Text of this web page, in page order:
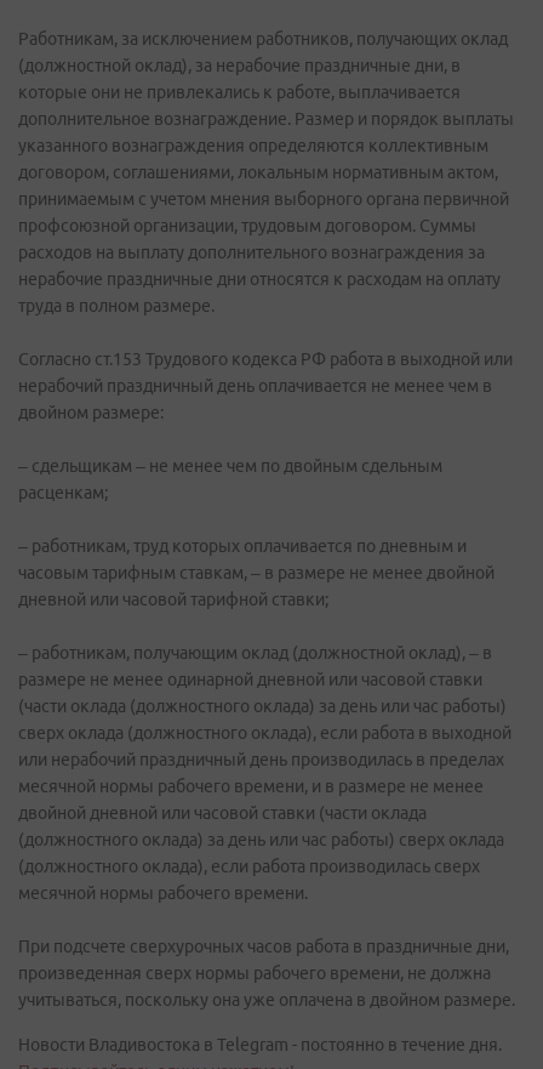
Работникам, за исключением работников, получающих оклад
(должностной оклад), за нерабочие праздничные дни, в
которые они не привлекались к работе, выплачивается
дополнительное вознаграждение. Размер и порядок выплаты
указанного вознаграждения определяются коллективным
договором, соглашениями, локальным нормативным актом,
принимаемым с учетом мнения выборного органа первичной
профсоюзной организации, трудовым договором. Суммы
расходов на выплату дополнительного вознаграждения за
нерабочие праздничные дни относятся к расходам на оплату
труда в полном размере.
Согласно ст.153 Трудового кодекса РФ работа в выходной или
нерабочий праздничный день оплачивается не менее чем в
двойном размере:
– сдельщикам – не менее чем по двойным сдельным
расценкам;
– работникам, труд которых оплачивается по дневным и
часовым тарифным ставкам, – в размере не менее двойной
дневной или часовой тарифной ставки;
– работникам, получающим оклад (должностной оклад), – в
размере не менее одинарной дневной или часовой ставки
(части оклада (должностного оклада) за день или час работы)
сверх оклада (должностного оклада), если работа в выходной
или нерабочий праздничный день производилась в пределах
месячной нормы рабочего времени, и в размере не менее
двойной дневной или часовой ставки (части оклада
(должностного оклада) за день или час работы) сверх оклада
(должностного оклада), если работа производилась сверх
месячной нормы рабочего времени.
При подсчете сверхурочных часов работа в праздничные дни,
произведенная сверх нормы рабочего времени, не должна
учитываться, поскольку она уже оплачена в двойном размере.
Новости Владивостока в Telegram - постоянно в течение дня.